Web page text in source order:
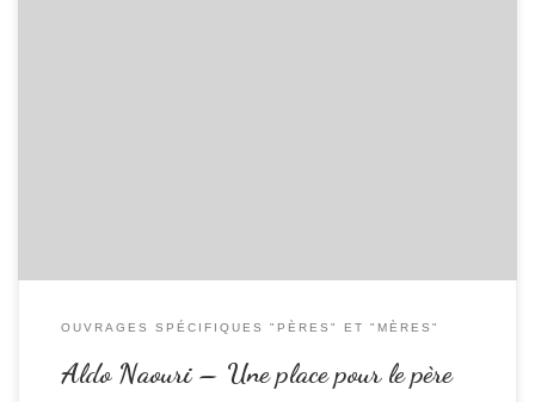
OUVRAGES SPÉCIFIQUES "PÈRES" ET "MÈRES"
Aldo Naouri – Une place pour le père